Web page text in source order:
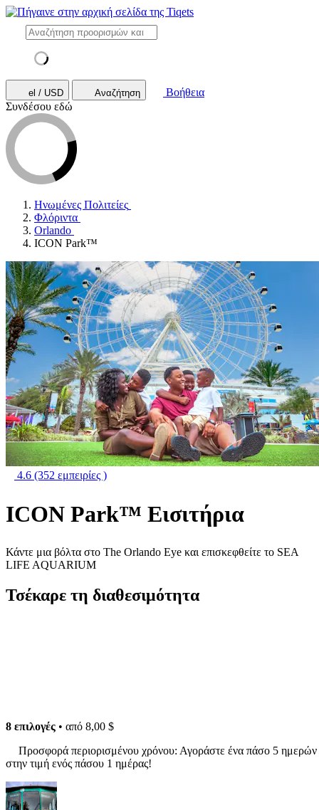
el / USD Αναζήτηση
Βοήθεια
Συνδέσου εδώ
Ηνωμένες Πολιτείες
Φλόριντα
Orlando
ICON Park™
4.6 (352 εμπειρίες )
ICON Park™ Εισιτήρια
Κάντε μια βόλτα στο The Orlando Eye και επισκεφθείτε το SEA
LIFE AQUARIUM
Τσέκαρε τη διαθεσιμότητα
8 επιλογές • από 8,00 $
Προσφορά περιορισμένου χρόνου: Αγοράστε ένα πάσο 5 ημερών
στην τιμή ενός πάσου 1 ημέρας!